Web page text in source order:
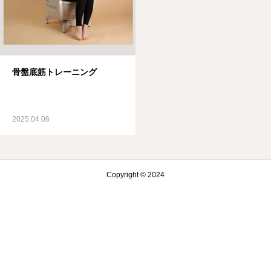
骨盤底筋トレーニング
2025.04.06
Copyright © 2024
サプリメント販売